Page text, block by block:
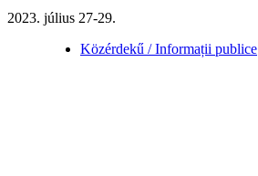
2023. július 27-29.
Közérdekű / Informații publice